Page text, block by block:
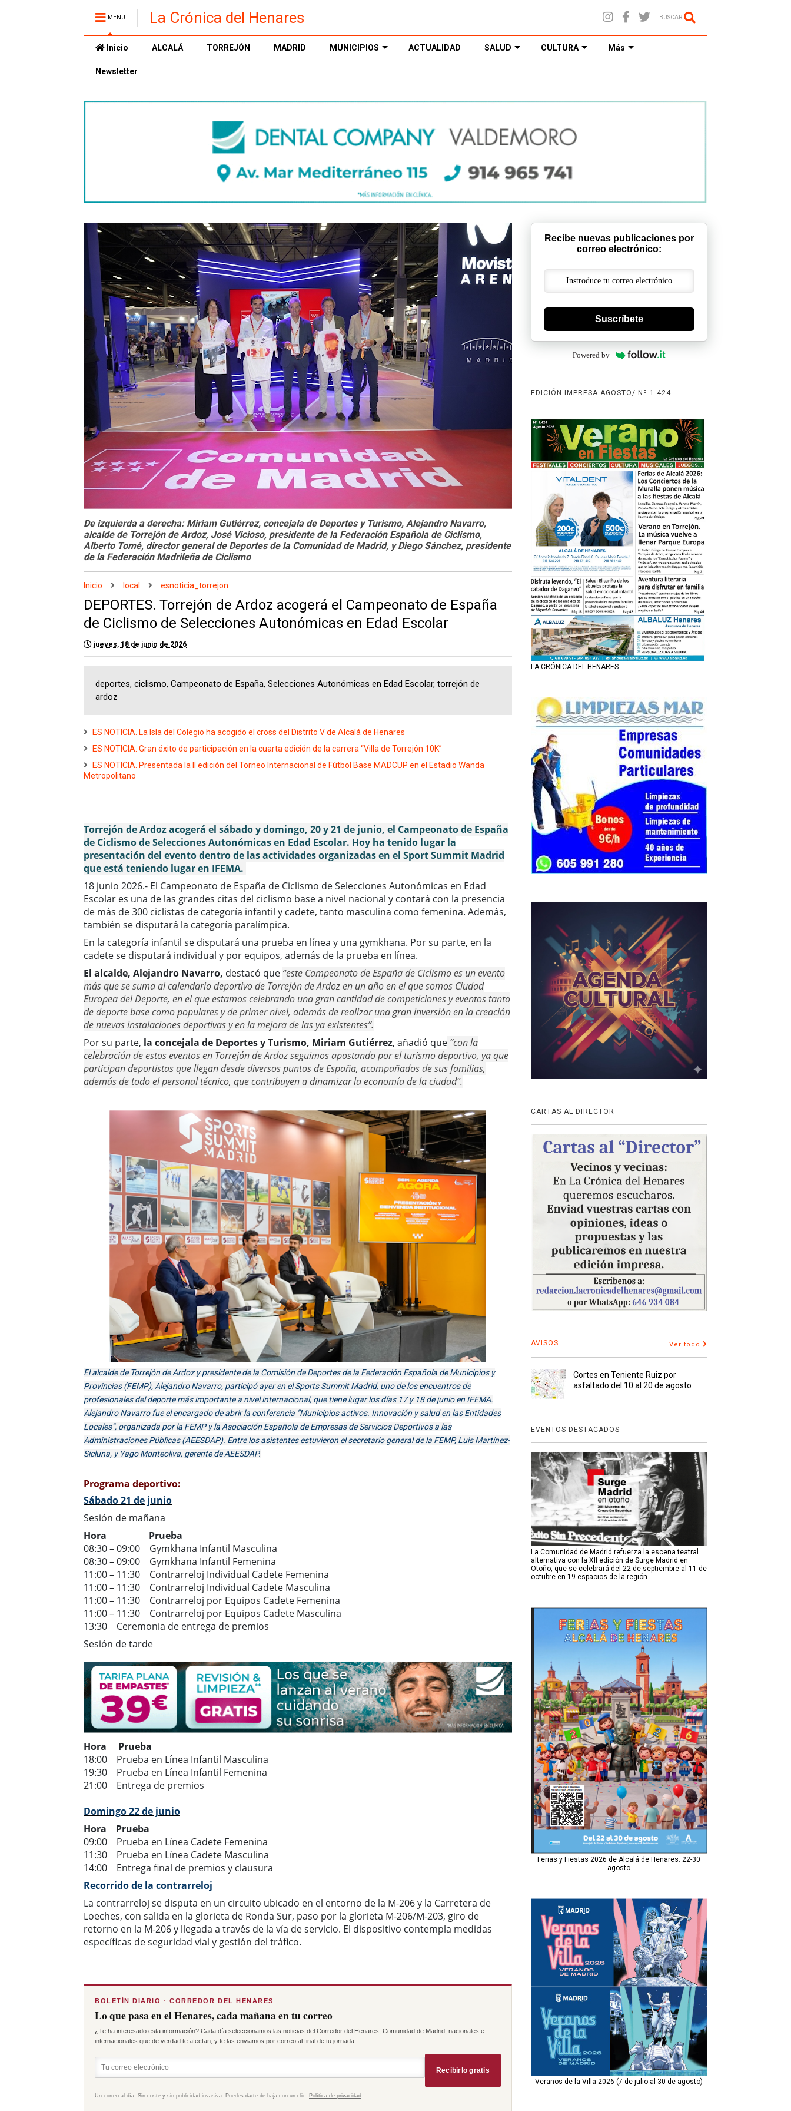
MENU La Crónica del Henares BUSCAR
Inicio ALCALÁ TORREJÓN MADRID MUNICIPIOS ACTUALIDAD SALUD CULTURA Más
Newsletter
De izquierda a derecha: Miriam Gutiérrez, concejala de Deportes y Turismo, Alejandro Navarro,
alcalde de Torrejón de Ardoz, José Vicioso, presidente de la Federación Española de Ciclismo,
Alberto Tomé, director general de Deportes de la Comunidad de Madrid, y Diego Sánchez, presidente
de la Federación Madrileña de Ciclismo
Inicio local esnoticia_torrejon
DEPORTES. Torrejón de Ardoz acogerá el Campeonato de España
de Ciclismo de Selecciones Autonómicas en Edad Escolar
jueves, 18 de junio de 2026
deportes, ciclismo, Campeonato de España, Selecciones Autonómicas en Edad Escolar, torrejón de
ardoz
ES NOTICIA. La Isla del Colegio ha acogido el cross del Distrito V de Alcalá de Henares
ES NOTICIA. Gran éxito de participación en la cuarta edición de la carrera “Villa de Torrejón 10K”
ES NOTICIA. Presentada la II edición del Torneo Internacional de Fútbol Base MADCUP en el Estadio Wanda
Metropolitano
Torrejón de Ardoz acogerá el sábado y domingo, 20 y 21 de junio, el Campeonato de España
de Ciclismo de Selecciones Autonómicas en Edad Escolar. Hoy ha tenido lugar la
presentación del evento dentro de las actividades organizadas en el Sport Summit Madrid
que está teniendo lugar en IFEMA.
18 junio 2026.- El Campeonato de España de Ciclismo de Selecciones Autonómicas en Edad
Escolar es una de las grandes citas del ciclismo base a nivel nacional y contará con la presencia
de más de 300 ciclistas de categoría infantil y cadete, tanto masculina como femenina. Además,
también se disputará la categoría paralímpica.
En la categoría infantil se disputará una prueba en línea y una gymkhana. Por su parte, en la
cadete se disputará individual y por equipos, además de la prueba en línea.
El alcalde, Alejandro Navarro, destacó que “este Campeonato de España de Ciclismo es un evento
más que se suma al calendario deportivo de Torrejón de Ardoz en un año en el que somos Ciudad
Europea del Deporte, en el que estamos celebrando una gran cantidad de competiciones y eventos tanto
de deporte base como populares y de primer nivel, además de realizar una gran inversión en la creación
de nuevas instalaciones deportivas y en la mejora de las ya existentes”.
Por su parte, la concejala de Deportes y Turismo, Miriam Gutiérrez, añadió que “con la
celebración de estos eventos en Torrejón de Ardoz seguimos apostando por el turismo deportivo, ya que
participan deportistas que llegan desde diversos puntos de España, acompañados de sus familias,
además de todo el personal técnico, que contribuyen a dinamizar la economía de la ciudad”.
El alcalde de Torrejón de Ardoz y presidente de la Comisión de Deportes de la Federación Española de Municipios y
Provincias (FEMP), Alejandro Navarro, participó ayer en el Sports Summit Madrid, uno de los encuentros de
profesionales del deporte más importante a nivel internacional, que tiene lugar los días 17 y 18 de junio en IFEMA.
Alejandro Navarro fue el encargado de abrir la conferencia “Municipios activos. Innovación y salud en las Entidades
Locales”, organizada por la FEMP y la Asociación Española de Empresas de Servicios Deportivos a las
Administraciones Públicas (AEESDAP). Entre los asistentes estuvieron el secretario general de la FEMP, Luis Martínez-
Sicluna, y Yago Monteoliva, gerente de AEESDAP.
Programa deportivo:
Sábado 21 de junio
Sesión de mañana
Hora Prueba
08:30 – 09:00 Gymkhana Infantil Masculina
08:30 – 09:00 Gymkhana Infantil Femenina
11:00 – 11:30 Contrarreloj Individual Cadete Femenina
11:00 – 11:30 Contrarreloj Individual Cadete Masculina
11:00 – 11:30 Contrarreloj por Equipos Cadete Femenina
11:00 – 11:30 Contrarreloj por Equipos Cadete Masculina
13:30 Ceremonia de entrega de premios
Sesión de tarde
Hora Prueba
18:00 Prueba en Línea Infantil Masculina
19:30 Prueba en Línea Infantil Femenina
21:00 Entrega de premios
Domingo 22 de junio
Hora Prueba
09:00 Prueba en Línea Cadete Femenina
11:30 Prueba en Línea Cadete Masculina
14:00 Entrega final de premios y clausura
Recorrido de la contrarreloj
La contrarreloj se disputa en un circuito ubicado en el entorno de la M-206 y la Carretera de
Loeches, con salida en la glorieta de Ronda Sur, paso por la glorieta M-206/M-203, giro de
retorno en la M-206 y llegada a través de la vía de servicio. El dispositivo contempla medidas
específicas de seguridad vial y gestión del tráfico.
BOLETÍN DIARIO · CORREDOR DEL HENARES
Lo que pasa en el Henares, cada mañana en tu correo
¿Te ha interesado esta información? Cada día seleccionamos las noticias del Corredor del Henares, Comunidad de Madrid, nacionales e
internacionales que de verdad te afectan, y te las enviamos por correo al final de tu jornada.
Recibirlo gratis
Un correo al día. Sin coste y sin publicidad invasiva. Puedes darte de baja con un clic. Política de privacidad
Recibe nuevas publicaciones por
correo electrónico:
Suscríbete
Powered by
EDICIÓN IMPRESA AGOSTO/ Nº 1.424
LA CRÓNICA DEL HENARES
CARTAS AL DIRECTOR
AVISOS Ver todo
Cortes en Teniente Ruiz por
asfaltado del 10 al 20 de agosto
EVENTOS DESTACADOS
La Comunidad de Madrid refuerza la escena teatral
alternativa con la XII edición de Surge Madrid en
Otoño, que se celebrará del 22 de septiembre al 11 de
octubre en 19 espacios de la región.
Ferias y Fiestas 2026 de Alcalá de Henares: 22-30
agosto
Veranos de la Villa 2026 (7 de julio al 30 de agosto)